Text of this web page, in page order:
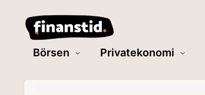
Börsen Privatekonomi